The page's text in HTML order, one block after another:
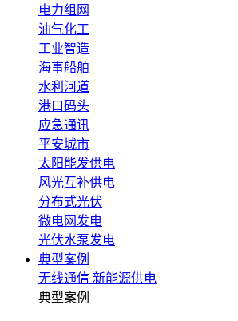
电力组网
油气化工
工业智造
海事船舶
水利河道
港口码头
应急通讯
平安城市
太阳能发供电
风光互补供电
分布式光伏
微电网发电
光伏水泵发电
典型案例
无线通信 新能源供电
典型案例